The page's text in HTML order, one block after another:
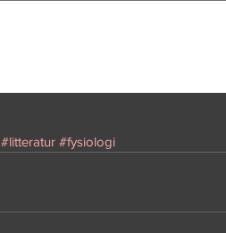
#litteratur #fysiologi